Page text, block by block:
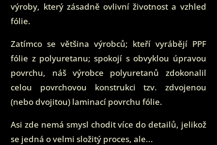
výroby, který zásadně ovlivní životnost a vzhled
fólie.
Zatímco se většina výrobců; kteří vyrábějí PPF
fólie z polyuretanu; spokojí s obvyklou úpravou
povrchu, náš výrobce polyuretanů zdokonalil
celou povrchovou konstrukci tzv. zdvojenou
(nebo dvojitou) laminací povrchu fólie.
Asi zde nemá smysl chodit více do detailů, jelikož
se jedná o velmi složitý proces, ale...